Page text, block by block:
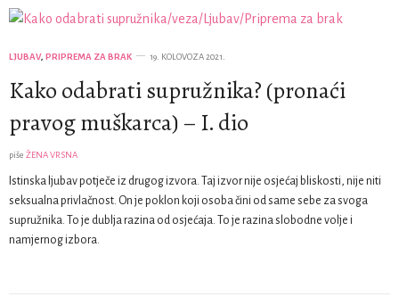
LJUBAV, PRIPREMA ZA BRAK 19. KOLOVOZA 2021.
Kako odabrati supružnika? (pronaći
pravog muškarca) – I. dio
piše ŽENA VRSNA
Istinska ljubav potječe iz drugog izvora. Taj izvor nije osjećaj bliskosti, nije niti
seksualna privlačnost. On je poklon koji osoba čini od same sebe za svoga
supružnika. To je dublja razina od osjećaja. To je razina slobodne volje i
namjernog izbora.